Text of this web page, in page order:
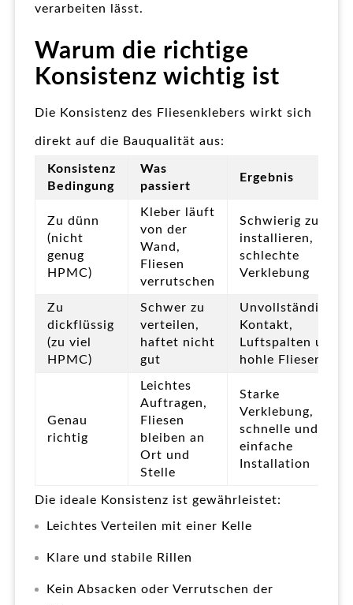
verarbeiten lässt.
Warum die richtige
Konsistenz wichtig ist
Die Konsistenz des Fliesenklebers wirkt sich
direkt auf die Bauqualität aus:
Konsistenz
Bedingung
Was
passiert
Ergebnis
Zu dünn
(nicht
genug
HPMC)
Kleber läuft
von der
Wand,
Fliesen
verrutschen
Schwierig zu
installieren,
schlechte
Verklebung
Zu
dickflüssig
(zu viel
HPMC)
Schwer zu
verteilen,
haftet nicht
gut
Unvollständiger
Kontakt,
Luftspalten und
hohle Fliesen
Genau
richtig
Leichtes
Auftragen,
Fliesen
bleiben an
Ort und
Stelle
Starke
Verklebung,
schnelle und
einfache
Installation
Die ideale Konsistenz ist gewährleistet:
Leichtes Verteilen mit einer Kelle
Klare und stabile Rillen
Kein Absacken oder Verrutschen der